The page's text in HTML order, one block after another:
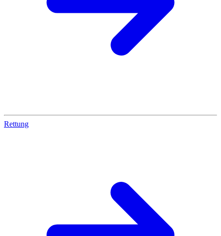
Rettung